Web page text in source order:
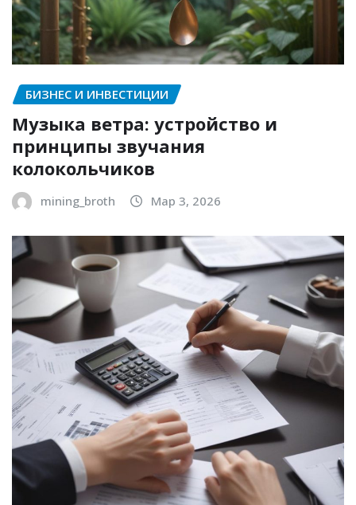
БИЗНЕС И ИНВЕСТИЦИИ
Музыка ветра: устройство и
принципы звучания
колокольчиков
mining_broth Мар 3, 2026